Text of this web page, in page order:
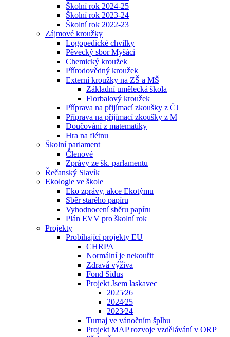
Školní rok 2024-25
Školní rok 2023-24
Školní rok 2022-23
Zájmové kroužky
Logopedické chvilky
Pěvecký sbor Myšáci
Chemický kroužek
Přírodovědný kroužek
Externí kroužky na ZŠ a MŠ
Základní umělecká škola
Florbalový kroužek
Příprava na přijímací zkoušky z ČJ
Příprava na přijímací zkoušky z M
Doučování z matematiky
Hra na flétnu
Školní parlament
Členové
Zprávy ze šk. parlamentu
Řečanský Slavík
Ekologie ve škole
Eko zprávy, akce Ekotýmu
Sběr starého papíru
Vyhodnocení sběru papíru
Plán EVV pro školní rok
Projekty
Probíhající projekty EU
CHRPA
Normální je nekouřit
Zdravá výživa
Fond Sidus
Projekt Jsem laskavec
2025⁄26
2024⁄25
2023⁄24
Turnaj ve vánočním šplhu
Projekt MAP rozvoje vzdělávání v ORP